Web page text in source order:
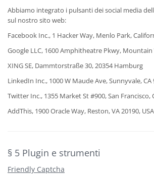
Abbiamo integrato i pulsanti dei social media
sul nostro sito web:
Facebook Inc., 1 Hacker Way, Menlo Park,
Google LLC, 1600 Amphitheatre Pkwy, Mountain
XING SE, Dammtorstraße 30, 20354 Hamburg
LinkedIn Inc., 1000 W Maude Ave, Sunnyvale, CA
Twitter Inc., 1355 Market St #900, San Francisco,
AddThis, 1900 Oracle Way, Reston, VA 20190, USA
§ 5 Plugin e strumenti
Friendly Captcha